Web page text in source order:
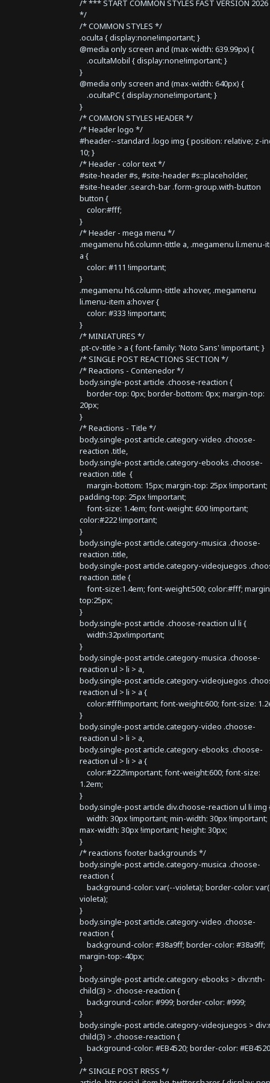
/* *** START COMMON STYLES FAST VERSION
*/
/* COMMON STYLES */
.oculta { display:none!important; }
@media only screen and (max-width: 639.99px) {
.ocultaMobil { display:none!important; }
}
@media only screen and (max-width: 640px) {
.ocultaPC { display:none!important; }
}
/* COMMON STYLES HEADER */
/* Header logo */
#header--standard .logo img { position: relative; z-
10; }
/* Header - color text */
#site-header #s, #site-header #s::placeholder,
#site-header .search-bar .form-group.with-button
button {
color:#fff;
}
/* Header - mega menu */
.megamenu h6.column-tittle a, .megamenu li.menu-
a {
color: #111 !important;
}
.megamenu h6.column-tittle a:hover, .megamenu
li.menu-item a:hover {
color: #333 !important;
}
/* MINIATURES */
.pt-cv-title > a { font-family: 'Noto Sans' !important; }
/* SINGLE POST REACTIONS SECTION */
/* Reactions - Contenedor */
body.single-post article .choose-reaction {
border-top: 0px; border-bottom: 0px; margin-top:
20px;
}
/* Reactions - Title */
body.single-post article.category-video .choose-
reaction .title,
body.single-post article.category-ebooks .choose-
reaction .title {
margin-bottom: 15px; margin-top: 25px !important;
padding-top: 25px !important;
font-size: 1.4em; font-weight: 600 !important;
color:#222 !important;
}
body.single-post article.category-musica .choose-
reaction .title,
body.single-post article.category-videojuegos
reaction .title {
font-size:1.4em; font-weight:500; color:#fff;
top:25px;
}
body.single-post article .choose-reaction ul li {
width:32px!important;
}
body.single-post article.category-musica .choose-
reaction ul > li > a,
body.single-post article.category-videojuegos
reaction ul > li > a {
color:#fff!important; font-weight:600; font-size:
}
body.single-post article.category-video .choose-
reaction ul > li > a,
body.single-post article.category-ebooks .choose-
reaction ul > li > a {
color:#222!important; font-weight:600; font-size:
1.2em;
}
body.single-post article div.choose-reaction ul li img
width: 30px !important; min-width: 30px !important;
max-width: 30px !important; height: 30px;
}
/* reactions footer backgrounds */
body.single-post article.category-musica .choose-
reaction {
background-color: var(--violeta); border-color:
violeta);
}
body.single-post article.category-video .choose-
reaction {
background-color: #38a9ff; border-color: #38a9ff;
margin-top:-40px;
}
body.single-post article.category-ebooks > div:nth-
child(3) > .choose-reaction {
background-color: #999; border-color: #999;
}
body.single-post article.category-videojuegos >
child(3) > .choose-reaction {
background-color: #EB4520; border-color:
}
/* SINGLE POST RRSS */